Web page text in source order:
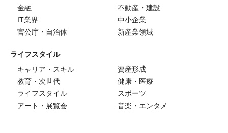
金融
不動産・建設
IT業界
中小企業
官公庁・自治体
新産業領域
ライフスタイル
キャリア・スキル
資産形成
教育・次世代
健康・医療
ライフスタイル
スポーツ
アート・展覧会
音楽・エンタメ